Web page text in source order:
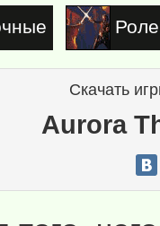
Скачать
Aurora